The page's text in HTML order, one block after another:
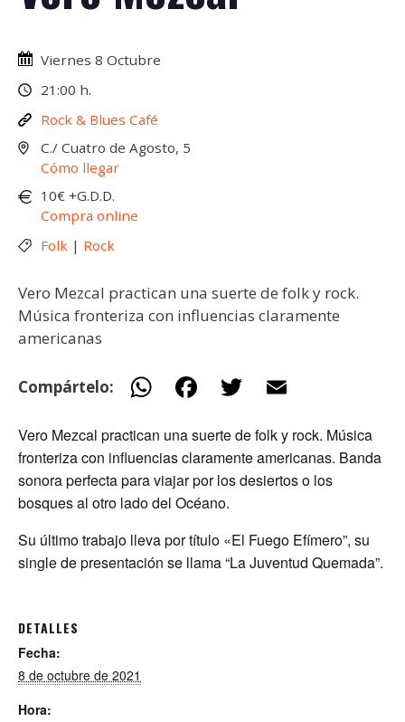
Viernes 8 Octubre
21:00 h.
Rock & Blues Café
C./ Cuatro de Agosto, 5
Cómo llegar
10€ +G.D.D.
Compra online
Folk | Rock
Vero Mezcal practican una suerte de folk y rock.
Música fronteriza con influencias claramente
americanas
Compártelo: W
at
s
A
p
p
e
b
o
o
k
itt
er
ai
l
Vero Mezcal practican una suerte de folk y rock. Música
fronteriza con influencias claramente americanas. Banda
sonora perfecta para viajar por los desiertos o los
bosques al otro lado del Océano.
Su último trabajo lleva por título «El Fuego Efímero”, su
single de presentación se llama “La Juventud Quemada”.
DETALLES
Fecha:
8 de octubre de 2021
Hora: